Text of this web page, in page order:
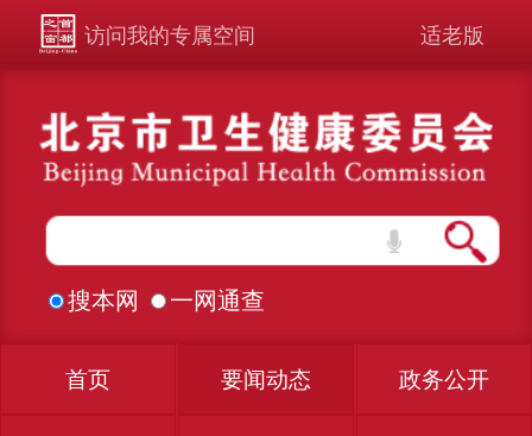
访问我的专属空间 适老版
搜本网 一网通查
首页 要闻动态 政务公开